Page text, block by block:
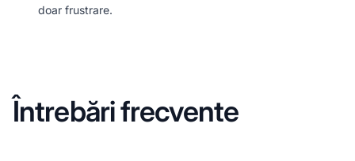
doar frustrare.
Întrebări frecvente